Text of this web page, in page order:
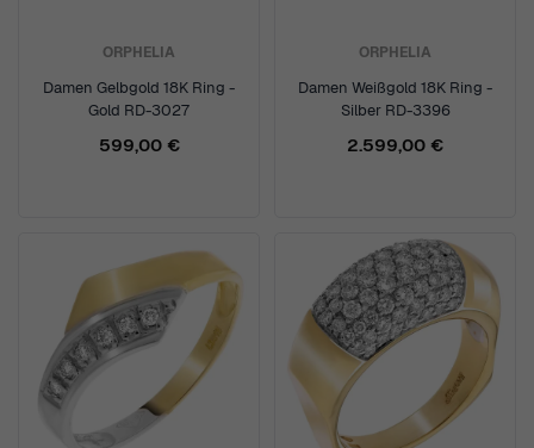
ORPHELIA
Damen Gelbgold 18K Ring -
Gold RD-3027
599,00 €
ORPHELIA
Damen Weißgold 18K Ring -
Silber RD-3396
2.599,00 €